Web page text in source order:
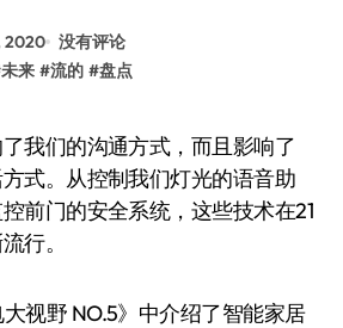
2020 没有评论
未来 #流的 #盘点
式。从控制我们灯光的语音助
前门的安全系统，这些技术在21
行。
视野 NO.5》中介绍了智能家居